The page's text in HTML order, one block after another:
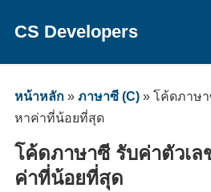
CS Developers
หน้าหลัก» ภาษาซี (C)» โค้ดภาษา
หาค่าที่น้อยที่สุด
โค้ดภาษาซี รับค่าตัวเล
ค่าที่น้อยที่สุด